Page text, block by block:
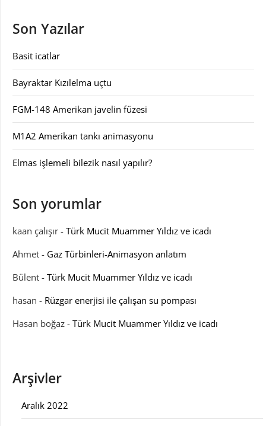
Son Yazılar
Basit icatlar
Bayraktar Kızılelma uçtu
FGM-148 Amerikan javelin füzesi
M1A2 Amerikan tankı animasyonu
Elmas işlemeli bilezik nasıl yapılır?
Son yorumlar
kaan çalışır - Türk Mucit Muammer Yıldız ve icadı
Ahmet - Gaz Türbinleri-Animasyon anlatım
Bülent - Türk Mucit Muammer Yıldız ve icadı
hasan - Rüzgar enerjisi ile çalışan su pompası
Hasan boğaz - Türk Mucit Muammer Yıldız ve icadı
Arşivler
Aralık 2022